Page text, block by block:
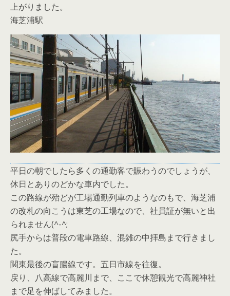
上がりました。
海芝浦駅
平日の朝でしたら多くの通勤客で賑わうのでしょうが、
休日とありのどかな車内でした。
この路線が殆どが工場通勤列車のようなのもで、海芝浦
の改札の向こうは東芝の工場なので、社員証が無いと出
られません(^-^;
尻手からは普段の電車路線、混雑の中拝島まで行きまし
た。
関東最後の盲腸線です。五日市線を往復。
戻り、八高線で高麗川まで、ここで休憩観光で高麗神社
まで足を伸ばしてみました。